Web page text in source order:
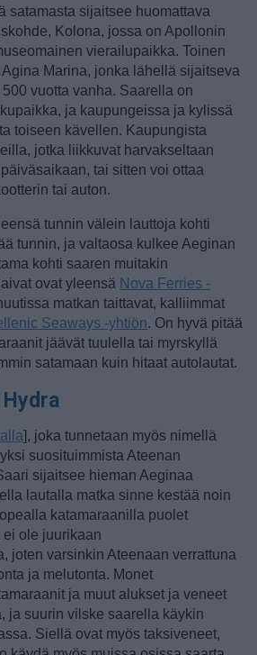
satamasta sijaitsee huomattava
Kolona, jossa on Apollonin
vierailupaikka. Toinen
Marina, jonka lähellä sijaitseva
vuotta vanha. Saarella on
ja kaupungeissa ja kylissä
toiseen kävellen. Kaupungista
jotka liikkuvat harvakseltaan
tai sitten voi ottaa
tai auton.
tunnin välein lauttoja kohti
tunnin, ja valtaosa kulkee Aeginan
kohti saaren muitakin
ovat yleensä Nova Ferries -
matkan taittavat, kalliimmat
Seaways -yhtiön. On hyvä pitää
jäävät tuulella tai myrskyllä
satamaan kuin hitaat autolautat.
], joka tunnetaan myös nimellä
suosituimmista Ateenan
sijaitsee hieman Aeginaa
lautalla matka sinne kestää noin
katamaraanilla puolet
ole juurikaan
joten varsinkin Ateenaan verrattuna
ja melutonta. Monet
ja muut alukset ja veneet
ja suurin vilske saarella käykin
Siellä ovat myös taksiveneet,